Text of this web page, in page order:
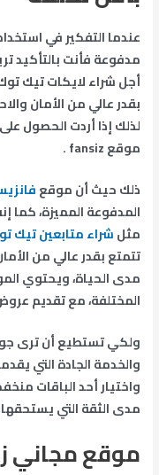
عندما التفكير في
مدفوعة فأنت بالتأكيد
أجل شراء لايكات تيك
بقدر عالي من الأمان
لذلك إذا أردت الحصول
موقع fansiz .
ذلك حيث أن موقع
المدفوعة المميزة، كما
مثلشراء متابعين تيك
تتمتع بقدر عالي من
مدى الحياة، ويحتوي
المختلفة، مع تقديم
ولكي تستطيع أن ترى
والخدمة الجادة التي
واختيار أحد الباقات
مدى الثقة التي يستحقها
موقع مجاني